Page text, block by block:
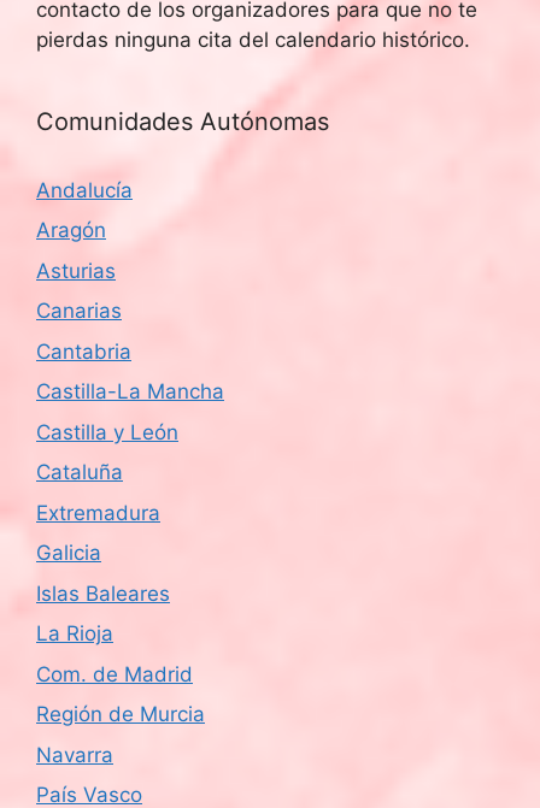
contacto de los organizadores para que no te
pierdas ninguna cita del calendario histórico.
Comunidades Autónomas
Andalucía
Aragón
Asturias
Canarias
Cantabria
Castilla-La Mancha
Castilla y León
Cataluña
Extremadura
Galicia
Islas Baleares
La Rioja
Com. de Madrid
Región de Murcia
Navarra
País Vasco